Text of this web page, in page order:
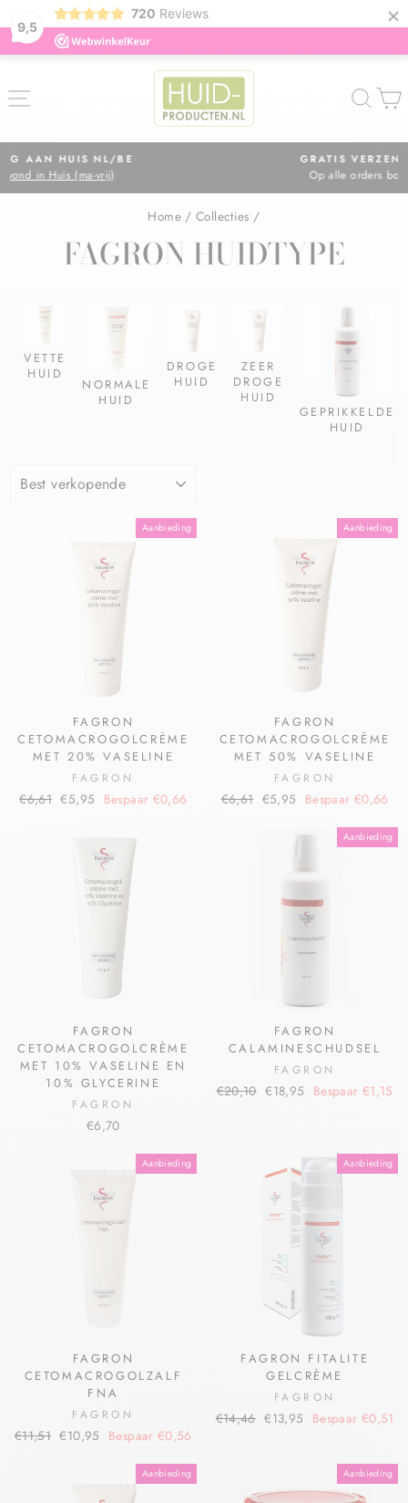
9,5
720 Reviews ×
GRATIS VERZENDING IN NL
Home / Collecties /
FAGRON HUIDTYPE
VETTE
HUID
NORMALE
HUID
DROGE
HUID
ZEER
DROGE
HUID
GEPRIKKELDE
HUID
Aanbieding
FAGRON
CETOMACROGOLCRÈME
MET 20% VASELINE
FAGRON
€6,61 €5,95 Bespaar €0,66
Aanbieding
FAGRON
CETOMACROGOLCRÈME
MET 50% VASELINE
FAGRON
€6,61 €5,95 Bespaar €0,66
FAGRON
CETOMACROGOLCRÈME
MET 10% VASELINE EN
10% GLYCERINE
FAGRON
€6,70
Aanbieding
FAGRON
CALAMINESCHUDSEL
FAGRON
€20,10 €18,95 Bespaar €1,15
Aanbieding
FAGRON
CETOMACROGOLZALF
FNA
FAGRON
€11,51 €10,95 Bespaar €0,56
Aanbieding
FAGRON FITALITE
GELCRÈME
FAGRON
€14,46 €13,95 Bespaar €0,51
Aanbieding Aanbieding